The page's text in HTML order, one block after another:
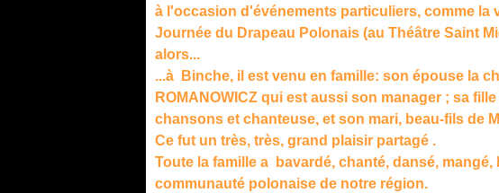
à l'occasion d'événements particuliers, comme la
Journée du Drapeau Polonais (au Théâtre Saint
alors...
...à Binche, il est venu en famille: son épouse la
ROMANOWICZ qui est aussi son manager ; sa
chansons et chanteuse, et son mari, beau-fils de
Ce fut un très, très, grand plaisir partagé .
Toute la famille a bavardé, chanté, dansé, mangé,
communauté polonaise de notre région.